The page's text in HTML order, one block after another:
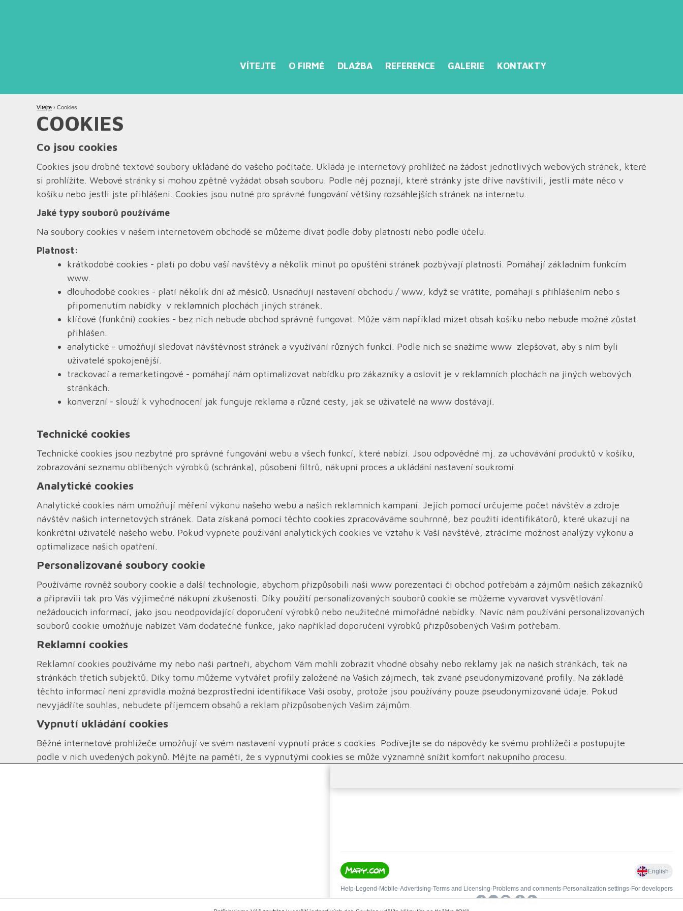
VÍTEJTE O FIRMĚ DLAŽBA REFERENCE GALERIE KONTAKTY
Vítejte › Cookies
COOKIES
Co jsou cookies
Cookies jsou drobné textové soubory ukládané do vašeho počítače. Ukládá je internetový prohlížeč na žádost jednotlivých webových stránek, které
si prohlížíte. Webové stránky si mohou zpětně vyžádat obsah souboru. Podle něj poznají, které stránky jste dříve navštívili, jestli máte něco v
košíku nebo jestli jste přihlášeni. Cookies jsou nutné pro správné fungování většiny rozsáhlejších stránek na internetu.
Jaké typy souborů používáme
Na soubory cookies v našem internetovém obchodě se můžeme dívat podle doby platnosti nebo podle účelu.
Platnost:
krátkodobé cookies - platí po dobu vaší navštěvy a několik minut po opuštění stránek pozbývají platnosti. Pomáhají základním funkcím
www.
dlouhodobé cookies - platí několik dní až měsíců. Usnadňují nastavení obchodu / www, když se vrátíte, pomáhají s přihlášením nebo s
připomenutím nabídky v reklamních plochách jiných stránek.
klíčové (funkční) cookies - bez nich nebude obchod správně fungovat. Může vám například mizet obsah košíku nebo nebude možné zůstat
přihlášen.
analytické - umožňují sledovat návštěvnost stránek a využívání různých funkcí. Podle nich se snažíme www zlepšovat, aby s ním byli
uživatelé spokojenější.
trackovací a remarketingové - pomáhají nám optimalizovat nabídku pro zákazníky a oslovit je v reklamních plochách na jiných webových
stránkách.
konverzní - slouží k vyhodnocení jak funguje reklama a různé cesty, jak se uživatelé na www dostávají.
Technické cookies
Technické cookies jsou nezbytné pro správné fungování webu a všech funkcí, které nabízí. Jsou odpovědné mj. za uchovávání produktů v košíku,
zobrazování seznamu oblíbených výrobků (schránka), působení filtrů, nákupní proces a ukládání nastavení soukromí.
Analytické cookies
Analytické cookies nám umožňují měření výkonu našeho webu a našich reklamních kampaní. Jejich pomocí určujeme počet návštěv a zdroje
návštěv našich internetových stránek. Data získaná pomocí těchto cookies zpracováváme souhrnně, bez použití identifikátorů, které ukazují na
konkrétní uživatelé našeho webu. Pokud vypnete používání analytických cookies ve vztahu k Vaší návštěvě, ztrácíme možnost analýzy výkonu a
optimalizace našich opatření.
Personalizované soubory cookie
Používáme rovněž soubory cookie a další technologie, abychom přizpůsobili naši www porezentaci či obchod potřebám a zájmům našich zákazníků
a připravili tak pro Vás výjimečné nákupní zkušenosti. Díky použití personalizovaných souborů cookie se můžeme vyvarovat vysvětlování
nežádoucích informací, jako jsou neodpovídající doporučení výrobků nebo neužitečné mimořádné nabídky. Navíc nám používání personalizovaných
souborů cookie umožňuje nabízet Vám dodatečné funkce, jako například doporučení výrobků přizpůsobených Vašim potřebám.
Reklamní cookies
Reklamní cookies používáme my nebo naši partneři, abychom Vám mohli zobrazit vhodné obsahy nebo reklamy jak na našich stránkách, tak na
stránkách třetích subjektů. Díky tomu můžeme vytvářet profily založené na Vašich zájmech, tak zvané pseudonymizované profily. Na základě
těchto informací není zpravidla možná bezprostřední identifikace Vaší osoby, protože jsou používány pouze pseudonymizované údaje. Pokud
nevyjádříte souhlas, nebudete příjemcem obsahů a reklam přizpůsobených Vašim zájmům.
Vypnutí ukládání cookies
Běžné internetové prohlížeče umožňují ve svém nastavení vypnutí práce s cookies. Podívejte se do nápovědy ke svému prohlížeči a postupujte
podle v nich uvedených pokynů. Mějte na paměti, že s vypnutými cookies se může významně snížit komfort nakupního procesu.